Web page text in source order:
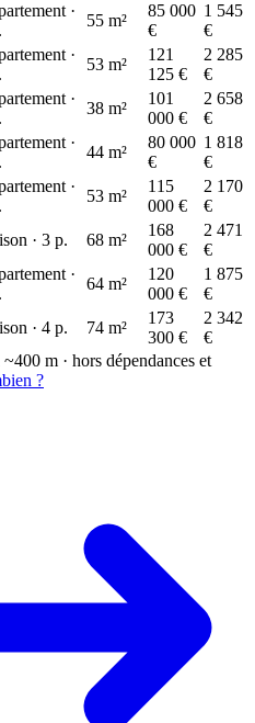
·
55 m²
85 000
€
1 545
€
·
53 m²
121
125 €
2 285
€
·
38 m²
101
000 €
2 658
€
·
44 m²
80 000
€
1 818
€
·
53 m²
115
000 €
2 170
€
· 3 p. 68 m²
168
000 €
2 471
€
·
64 m²
120
000 €
1 875
€
· 4 p. 74 m²
173
300 €
2 342
€
m · hors dépendances et
?